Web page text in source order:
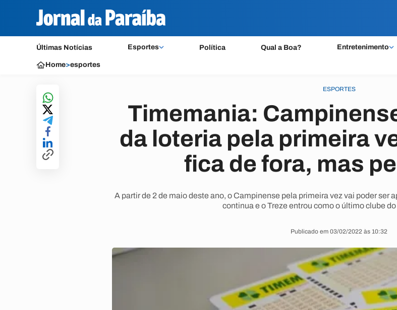
Últimas Notícias Esportes Política Qual a Boa? Entretenimento
Home>esportes
ESPORTES
Timemania:
da loteria pela primeira
fica de fora, mas
A partir de 2 de maio deste ano, o Campinense pela primeira vez vai poder ser
continua e o Treze entrou como o último clube
Publicado em 03/02/2022 às 10:32